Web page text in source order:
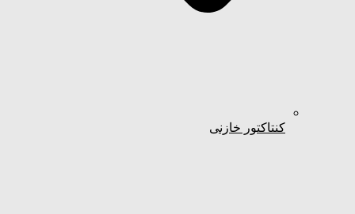
کنتاکتور خازنی